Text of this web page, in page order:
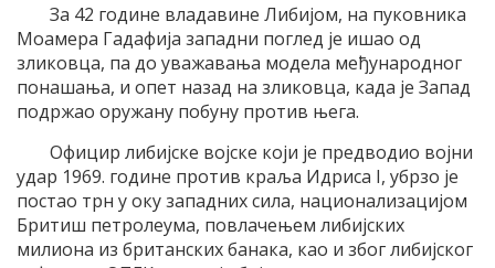
За 42 године владавине Либијом, на пуковника
Моамера Гадафија западни поглед је ишао од
зликовца, па до уважавања модела међународног
понашања, и опет назад на зликовца, када је Запад
подржао оружану побуну против њега.
Официр либијске војске који је предводио војни
удар 1969. године против краља Идриса I, убрзо је
постао трн у оку западних сила, национализацијом
Бритиш петролеума, повлачењем либијских
милиона из британских банака, као и због либијског